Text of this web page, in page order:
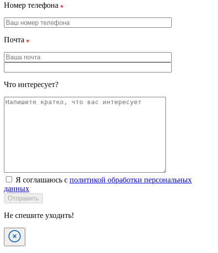
Номер телефона
Почта
Что интересует?
Я соглашаюсь с политикой обработки персональных
данных
Отправить
Не спешите уходить!